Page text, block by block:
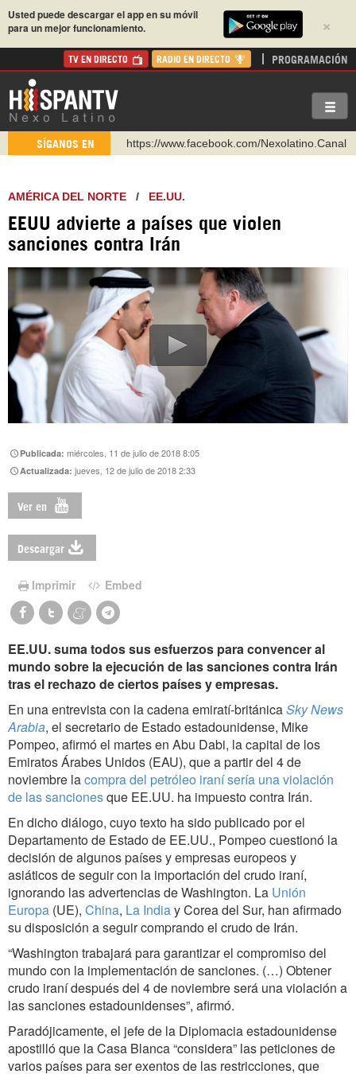
×
Usted puede descargar el app en su móvil
para un mejor funcionamiento.
TV EN DIRECTO RADIO EN DIRECTO PROGRAMACIÓN
SÍGANOS EN
https://www.facebook.com/Nexolatino.Canal
http://twitter.com/nexo_latino
https://t.me/hispantvcanal
https://urmedium.com/c/hispantv
Instagram como: hispan_tv
AMÉRICA DEL NORTE / EE.UU.
EEUU advierte a países que violen
sanciones contra Irán
Publicada:miércoles, 11 de julio de 2018 8:05
Actualizada:jueves, 12 de julio de 2018 2:33
Ver en
Descargar
Imprimir Embed
EE.UU. suma todos sus esfuerzos para convencer al
mundo sobre la ejecución de las sanciones contra Irán
tras el rechazo de ciertos países y empresas.
En una entrevista con la cadena emiratí-británicaSky News
Arabia, el secretario de Estado estadounidense, Mike
Pompeo, afirmó el martes en Abu Dabi, la capital de los
Emiratos Árabes Unidos (EAU), que a partir del 4 de
noviembre lacompra del petróleo iraní sería una violación
de las sancionesque EE.UU. ha impuesto contra Irán.
En dicho diálogo, cuyo texto ha sido publicado por el
Departamento de Estado de EE.UU., Pompeo cuestionó la
decisión de algunos países y empresas europeos y
asiáticos de seguir con la importación del crudo iraní,
ignorando las advertencias de Washington. La Unión
Europa (UE), China, La Indiay Corea del Sur, han afirmado
su disposición a seguir comprando el crudo de Irán.
“Washington trabajará para garantizar el compromiso del
mundo con la implementación de sanciones. (…) Obtener
crudo iraní después del 4 de noviembre será una violación a
las sanciones estadounidenses”, afirmó.
Paradójicamente, el jefe de la Diplomacia estadounidense
apostilló que la Casa Blanca “considera” las peticiones de
varios países para ser exentos de las restricciones, que